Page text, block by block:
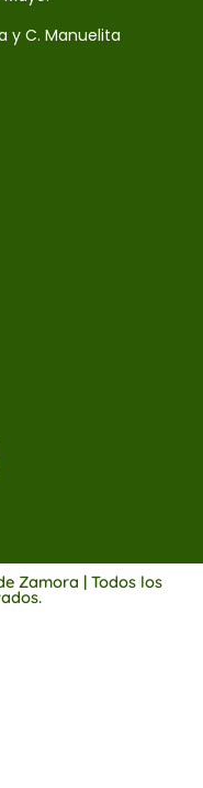
y C. Manuelita
Zamora | Todos los